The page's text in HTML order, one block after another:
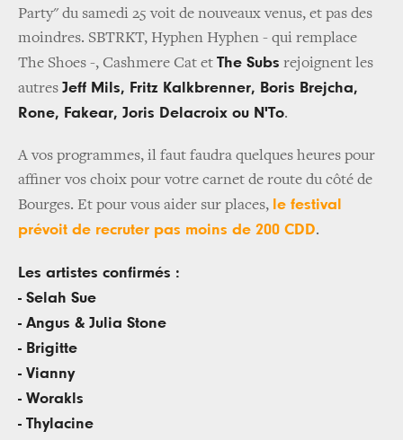
Party" du samedi 25 voit de nouveaux venus, et pas des
moindres. SBTRKT, Hyphen Hyphen - qui remplace
The Shoes -, Cashmere Cat et The Subs rejoignent les
autres Jeff Mils, Fritz Kalkbrenner, Boris Brejcha,
Rone, Fakear, Joris Delacroix ou N'To.
A vos programmes, il faut faudra quelques heures pour
affiner vos choix pour votre carnet de route du côté de
Bourges. Et pour vous aider sur places, le festival
prévoit de recruter pas moins de 200 CDD.
Les artistes confirmés :
- Selah Sue
- Angus & Julia Stone
- Brigitte
- Vianny
- Worakls
- Thylacine